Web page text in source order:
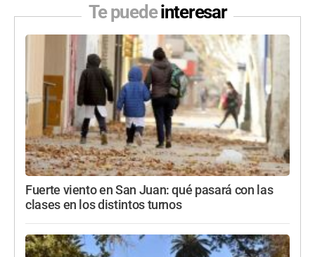
Te puedeinteresar
Fuerte viento en San Juan: qué pasará con las
clases en los distintos turnos